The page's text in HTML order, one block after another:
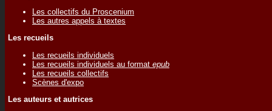
Les collectifs du Proscenium
Les autres appels à textes
Les recueils
Les recueils individuels
Les recueils individuels au format epub
Les recueils collectifs
Scènes d'expo
Les auteurs et autrices